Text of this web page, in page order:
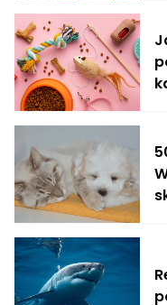
który oczywiście
także najlepszym
przekąskę dla
kilka. Jest wiele
posłużyć jako
będziemy musieli
konsekwencjami.
chleb i dlaczego!